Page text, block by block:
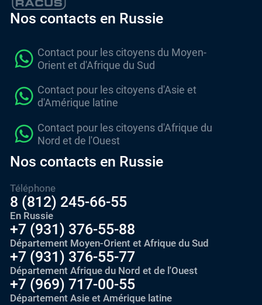
Nos contacts en Russie
Contact pour les citoyens du Moyen-
Orient et d'Afrique du Sud
Contact pour les citoyens d'Asie et
d'Amérique latine
Contact pour les citoyens d'Afrique du
Nord et de l'Ouest
Nos contacts en Russie
Téléphone
8 (812) 245-66-55
En Russie
+7 (931) 376-55-88
Département Moyen-Orient et Afrique du Sud
+7 (931) 376-55-77
Département Afrique du Nord et de l'Ouest
+7 (969) 717-00-55
Département Asie et Amérique latine